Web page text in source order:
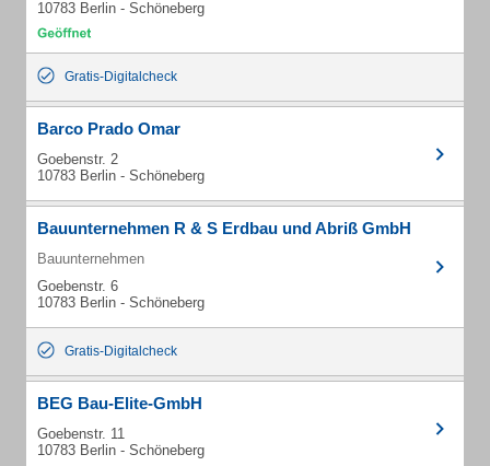
10783 Berlin - Schöneberg
Gratis-Digitalcheck
Barco Prado Omar
Goebenstr. 2
10783 Berlin - Schöneberg
Bauunternehmen R & S Erdbau und Abriß GmbH
Bauunternehmen
Goebenstr. 6
10783 Berlin - Schöneberg
Gratis-Digitalcheck
BEG Bau-Elite-GmbH
Goebenstr. 11
10783 Berlin - Schöneberg